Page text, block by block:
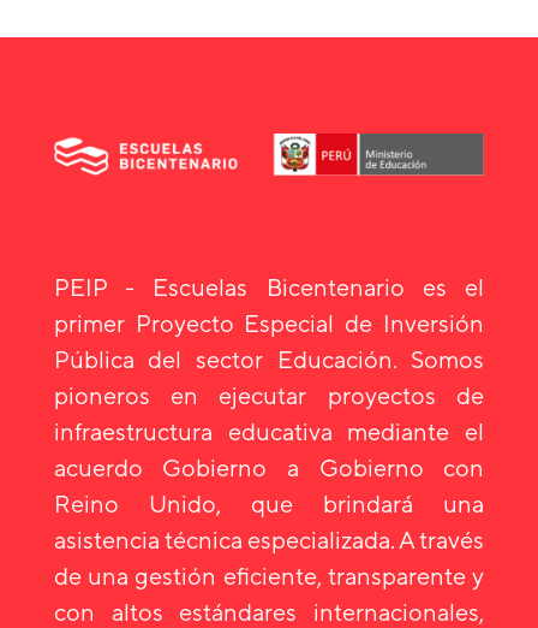
PEIP - Escuelas Bicentenario es el
primer Proyecto Especial de Inversión
Pública del sector Educación. Somos
pioneros en ejecutar proyectos de
infraestructura educativa mediante el
acuerdo Gobierno a Gobierno con
Reino Unido, que brindará una
asistencia técnica especializada. A través
de una gestión eficiente, transparente y
con altos estándares internacionales,